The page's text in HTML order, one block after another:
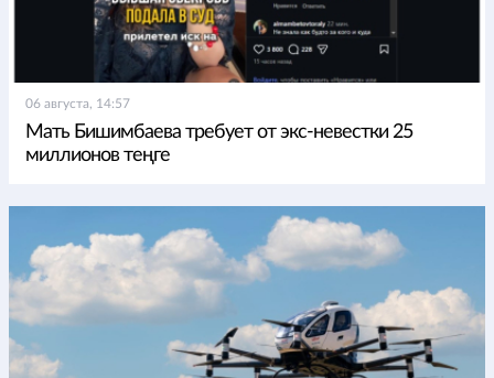
06 августа, 14:57
Мать Бишимбаева требует от экс-невестки 25
миллионов теңге